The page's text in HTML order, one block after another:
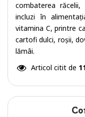
combaterea
incluzi în
vitamina C, printre
cartofi dulci, roșii,
lămâi.
Articol citit de